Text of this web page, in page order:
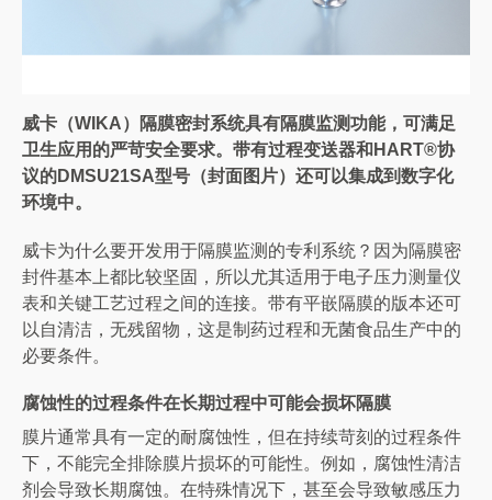
威卡（WIKA）隔膜密封系统具有隔膜监测功能，可满足
卫生应用的严苛安全要求。带有过程变送器和HART®协
议的DMSU21SA型号（封面图片）还可以集成到数字化
环境中。
威卡为什么要开发用于隔膜监测的专利系统？因为隔膜密
封件基本上都比较坚固，所以尤其适用于电子压力测量仪
表和关键工艺过程之间的连接。带有平嵌隔膜的版本还可
以自清洁，无残留物，这是制药过程和无菌食品生产中的
必要条件。
腐蚀性的过程条件在长期过程中可能会损坏隔膜
膜片通常具有一定的耐腐蚀性，但在持续苛刻的过程条件
下，不能完全排除膜片损坏的可能性。例如，腐蚀性清洁
剂会导致长期腐蚀。在特殊情况下，甚至会导致敏感压力